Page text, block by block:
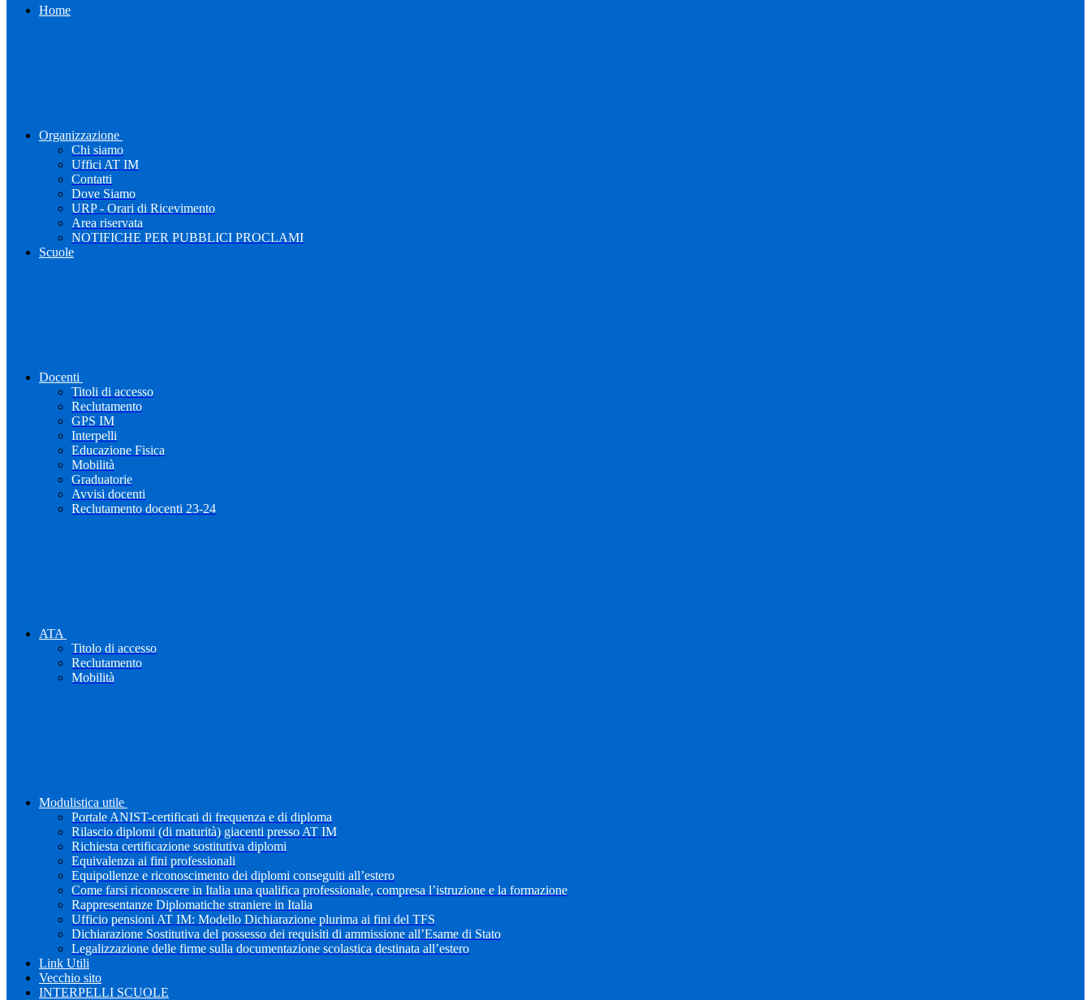
Home
Organizzazione
Chi siamo
Uffici AT IM
Contatti
Dove Siamo
URP - Orari di Ricevimento
Area riservata
NOTIFICHE PER PUBBLICI PROCLAMI
Scuole
Docenti
Titoli di accesso
Reclutamento
GPS IM
Interpelli
Educazione Fisica
Mobilità
Graduatorie
Avvisi docenti
Reclutamento docenti 23-24
ATA
Titolo di accesso
Reclutamento
Mobilità
Modulistica utile
Portale ANIST-certificati di frequenza e di diploma
Rilascio diplomi (di maturità) giacenti presso AT IM
Richiesta certificazione sostitutiva diplomi
Equivalenza ai fini professionali
Equipollenze e riconoscimento dei diplomi conseguiti all’estero
Come farsi riconoscere in Italia una qualifica professionale, compresa l’istruzione e la formazione
Rappresentanze Diplomatiche straniere in Italia
Ufficio pensioni AT IM: Modello Dichiarazione plurima ai fini del TFS
Dichiarazione Sostitutiva del possesso dei requisiti di ammissione all’Esame di Stato
Legalizzazione delle firme sulla documentazione scolastica destinata all’estero
Link Utili
Vecchio sito
INTERPELLI SCUOLE